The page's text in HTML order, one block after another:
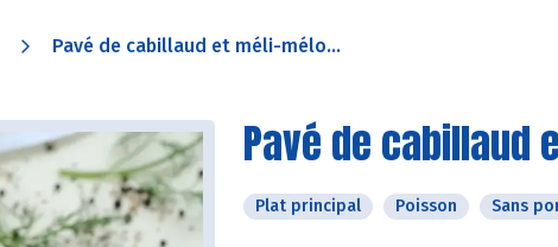
Pavé de cabillaud et méli-mélo...
Pavé de cabillaud
Plat principal Poisson Sans